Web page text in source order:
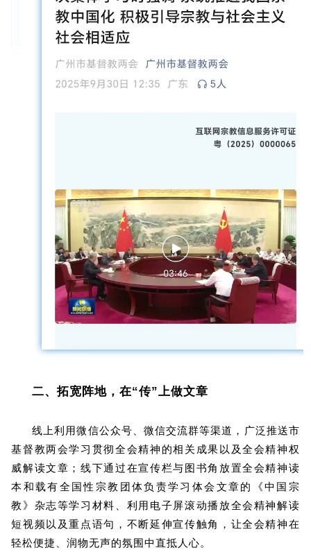
二、拓宽阵地，在“传”上做文章
线上利用微信公众号、微信交流群等渠道，广泛推送市
基督教两会学习贯彻全会精神的相关成果以及全会精神权
威解读文章；线下通过在宣传栏与图书角放置全会精神读
本和载有全国性宗教团体负责学习体会文章的《中国宗
教》杂志等学习材料、利用电子屏滚动播放全会精神解读
短视频以及重点语句，不断延伸宣传触角，让全会精神在
轻松便捷、润物无声的氛围中直抵人心。